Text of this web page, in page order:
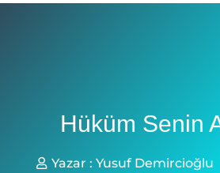
Hüküm Senin
Yazar : Yusuf Demircioğlu